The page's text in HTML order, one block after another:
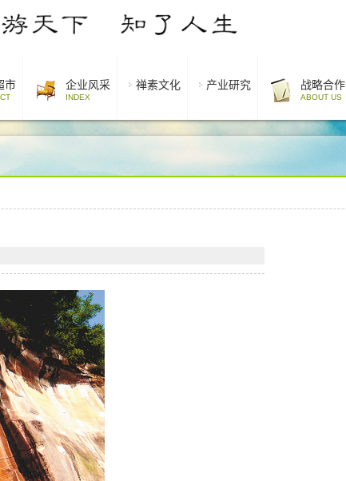
市 企业风采
INDEX
禅素文化 产业研究 战略合作
ABOUT US